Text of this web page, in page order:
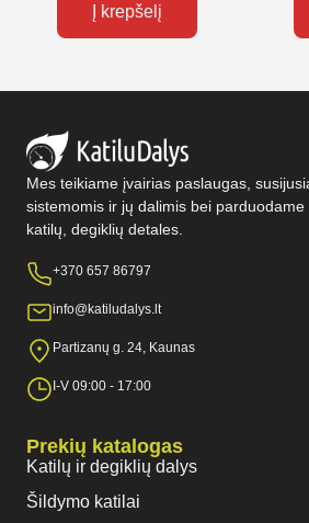
Į krepšelį
Mes teikiame įvairias paslaugas,
sistemomis ir jų dalimis bei
katilų, degiklių detales.
+370 657 86797
info@katiludalys.lt
Partizanų g. 24, Kaunas
I-V 09:00 - 17:00
Prekių katalogas
Katilų ir degiklių dalys
Šildymo katilai